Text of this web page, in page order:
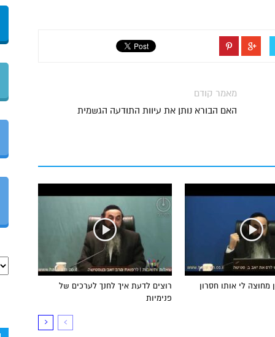
מאמר קודם
האם הבורא נותן את עיוות התודעה הגשמית
רוצים לדעת איך לחנך לערכים של
פנימיות
מחוצה לי אותו חסרון